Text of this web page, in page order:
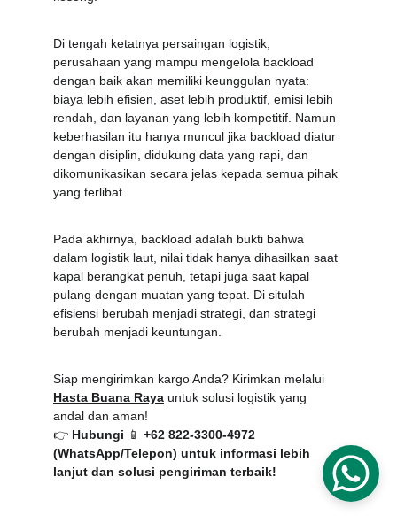
Di tengah ketatnya persaingan logistik,
perusahaan yang mampu mengelola backload
dengan baik akan memiliki keunggulan nyata:
biaya lebih efisien, aset lebih produktif, emisi lebih
rendah, dan layanan yang lebih kompetitif. Namun
keberhasilan itu hanya muncul jika backload diatur
dengan disiplin, didukung data yang rapi, dan
dikomunikasikan secara jelas kepada semua pihak
yang terlibat.
Pada akhirnya, backload adalah bukti bahwa
dalam logistik laut, nilai tidak hanya dihasilkan saat
kapal berangkat penuh, tetapi juga saat kapal
pulang dengan muatan yang tepat. Di situlah
efisiensi berubah menjadi strategi, dan strategi
berubah menjadi keuntungan.
Siap mengirimkan kargo Anda? Kirimkan melalui
Hasta Buana Raya untuk solusi logistik yang
andal dan aman!
👉 Hubungi 📱 +62 822-3300-4972
(WhatsApp/Telepon) untuk informasi lebih
lanjut dan solusi pengiriman terbaik!